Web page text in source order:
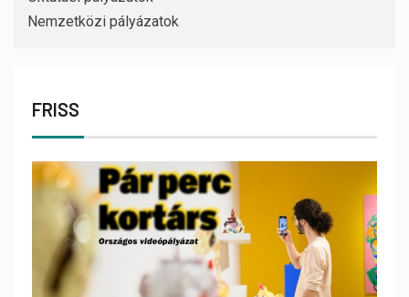
Nemzetközi pályázatok
FRISS